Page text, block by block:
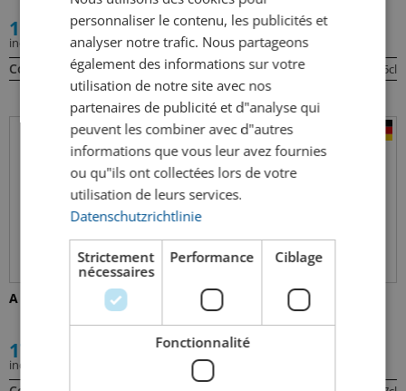
16.00
incl. TVA
Contenu: 37cl
22.00
incl. TVA
Contenu: 75cl
A Tue-Tête Surette
17.00
incl. TVA
AC/DC Premium Lager
3.20
incl. TVA
personnaliser le contenu, les publicités et
analyser notre trafic. Nous partageons
également des informations sur votre
utilisation de notre site avec nos
partenaires de publicité et d"analyse qui
peuvent les combiner avec d"autres
informations que vous leur avez fournies
ou qu"ils ont collectées lors de votre
utilisation de leurs services.
Datenschutzrichtlinie
Strictement
nécessaires
Performance Ciblage
Fonctionnalité